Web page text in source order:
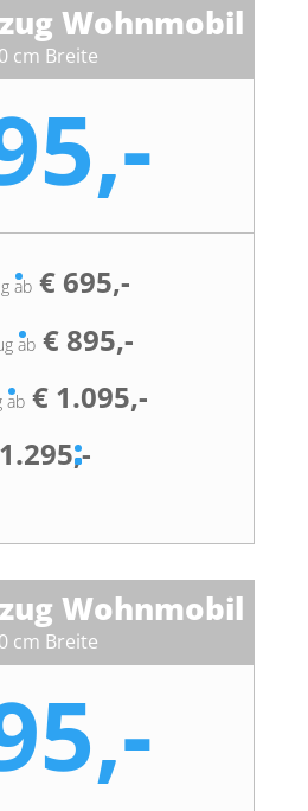
Wohnmobil
cm Breite
ab€ 695,-
ab€ 895,-
ab€ 1.095,-
Wohnmobil
cm Breite